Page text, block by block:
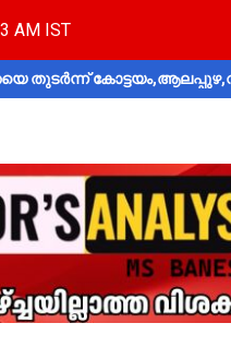
AM IST
തുടർന്ന്